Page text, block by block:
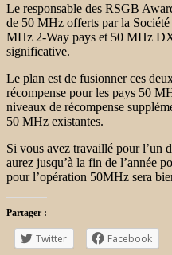
Le responsable des RSGB
de 50 MHz offerts par la
MHz 2-Way pays et 50 MHz
significative.
Le plan est de fusionner ces
récompense pour les pays 50
niveaux de récompense
50 MHz existantes.
Si vous avez travaillé pour l’un
aurez jusqu’à la fin de l’année
pour l’opération 50MHz sera
Partager :
Twitter Facebook